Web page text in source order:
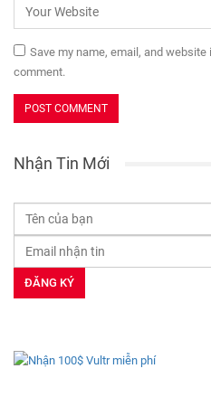
Save my name, email, and
comment.
Nhận Tin Mới